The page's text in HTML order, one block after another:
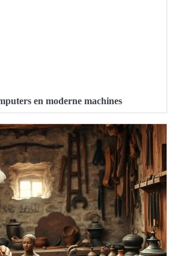
en moderne machines